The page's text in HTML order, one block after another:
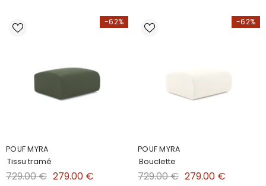
-62%
POUF MYRA
Tissu tramé
729.00 € 279.00 €
-62%
POUF MYRA
Bouclette
729.00 € 279.00 €